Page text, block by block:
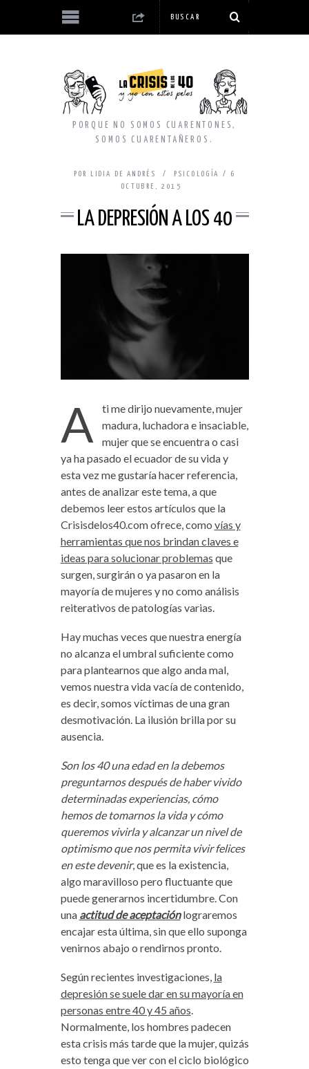
PORQUE NO SOMOS CUARENTONES,
SOMOS CUARENTAÑEROS.
POR LIDIA DE ANDRÉS PSICOLOGÍA
6
OCTUBRE, 2015
LA DEPRESIÓN A LOS 40
A
ti me dirijo nuevamente, mujer
madura, luchadora e insaciable,
mujer que se encuentra o casi
ya ha pasado el ecuador de su vida y
esta vez me gustaría hacer referencia,
antes de analizar este tema, a que
debemos leer estos artículos que la
Crisisdelos40.com ofrece, como vías y
herramientas que nos brindan claves e
ideas para solucionar problemas que
surgen, surgirán o ya pasaron en la
mayoría de mujeres y no como análisis
reiterativos de patologías varias.
Hay muchas veces que nuestra energía
no alcanza el umbral suficiente como
para plantearnos que algo anda mal,
vemos nuestra vida vacía de contenido,
es decir, somos víctimas de una gran
desmotivación. La ilusión brilla por su
ausencia.
Son los 40 una edad en la debemos
preguntarnos después de haber vivido
determinadas experiencias, cómo
hemos de tomarnos la vida y cómo
queremos vivirla y alcanzar un nivel de
optimismo que nos permita vivir felices
en este devenir, que es la existencia,
algo maravilloso pero fluctuante que
puede generarnos incertidumbre. Con
una actitud de aceptaciónlograremos
encajar esta última, sin que ello suponga
venirnos abajo o rendirnos pronto.
Según recientes investigaciones, la
depresión se suele dar en su mayoría en
personas entre 40 y 45 años.
Normalmente, los hombres padecen
esta crisis más tarde que la mujer, quizás
esto tenga que ver con el ciclo biológico